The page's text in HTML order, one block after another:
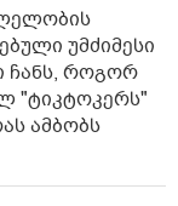
უმძიმესი
ჩანს, როგორ
"ტიკტოკერს"
ამბობს